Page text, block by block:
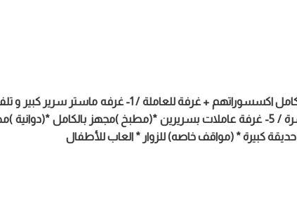
ومغاسل مقابل الغرفة / 4-غرفة تتكون من 3 أسرة / 5- غرفة عاملات بسريرين
كبيرة * (مواقف خاصه) للزوار * العاب للأطفال